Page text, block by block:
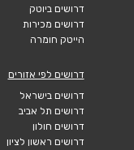
דרושים ביוטק
דרושים מכירות
הייטק חומרה
דרושים לפי אזורים
דרושים בישראל
דרושים תל אביב
דרושים חולון
דרושים ראשון לציון